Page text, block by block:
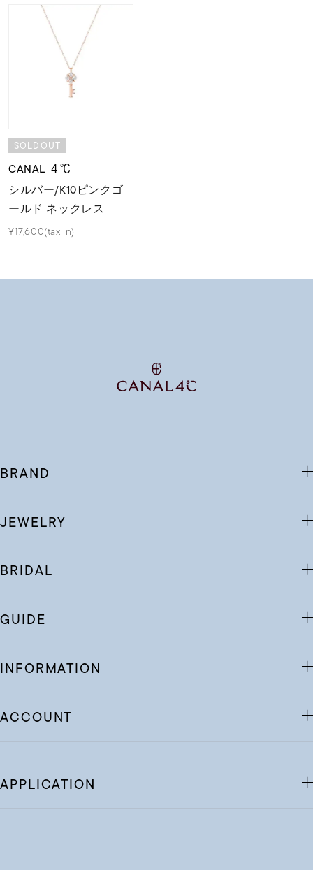
SOLDOUT
CANAL ４℃
シルバー/K10ピンクゴ
ールド ネックレス
¥17,600(tax in)
BRAND
JEWELRY
BRIDAL
GUIDE
INFORMATION
ACCOUNT
APPLICATION